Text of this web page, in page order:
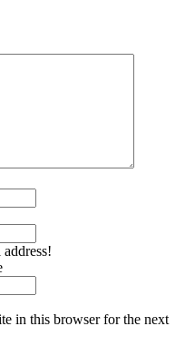
in this browser for the next